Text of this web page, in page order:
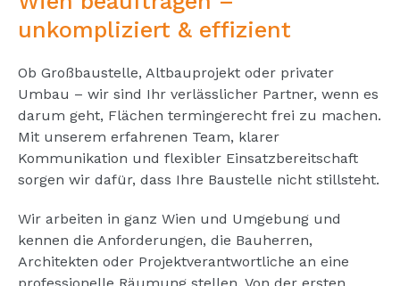
unkompliziert & effizient
Ob Großbaustelle, Altbauprojekt oder privater
Umbau – wir sind Ihr verlässlicher Partner, wenn es
darum geht, Flächen termingerecht frei zu machen.
Mit unserem erfahrenen Team, klarer
Kommunikation und flexibler Einsatzbereitschaft
sorgen wir dafür, dass Ihre Baustelle nicht stillsteht.
Wir arbeiten in ganz Wien und Umgebung und
kennen die Anforderungen, die Bauherren,
Architekten oder Projektverantwortliche an eine